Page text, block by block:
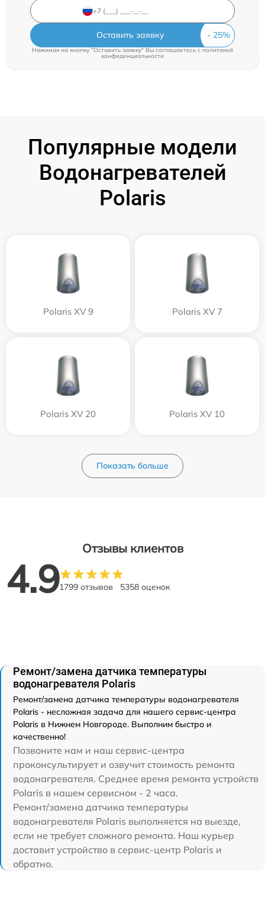
Оставить заявку
Нажимая на кнопку "Оставить заявку" Вы соглашаетесь cполитикой
конфиденциальности
Популярные модели
Водонагревателей
Polaris
Polaris XV 9 Polaris XV 7
Polaris XV 20 Polaris XV 10
Показать больше
Отзывы клиентов
4.91799 отзывов 5358 оценок
Ремонт/замена датчика температуры
водонагревателя Polaris
Ремонт/замена датчика температуры водонагревателя
Polaris - несложная задача для нашего сервис-центра
Polaris в Нижнем Новгороде. Выполним быстро и
качественно!
Позвоните нам и наш сервис-центра
проконсультирует и озвучит стоимость ремонта
водонагревателя. Среднее время ремонта устройств
Polaris в нашем сервисном - 2 часа.
Ремонт/замена датчика температуры
водонагревателя Polaris выполняется на выезде,
если не требует сложного ремонта. Наш курьер
доставит устройство в сервис-центр Polaris и
обратно.